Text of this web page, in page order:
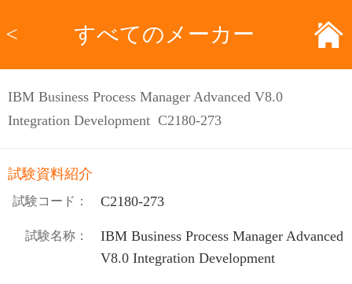
< すべてのメーカー
IBM Business Process Manager Advanced V8.0
Integration Development C2180-273
試験資料紹介
試験コード： C2180-273
試験名称：
IBM Business Process Manager Advanced
V8.0 Integration Development